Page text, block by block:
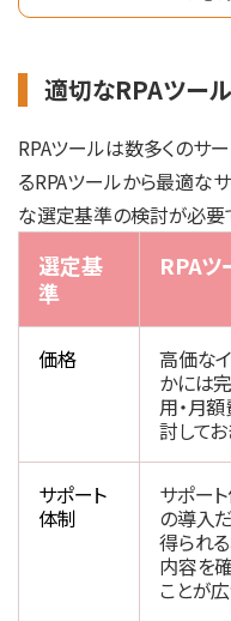
適切なRPAツー
RPAツールは数多くのサ
るRPAツールから最適な
な選定基準の検討が必要
選定基
準
RPAツ
価格
高価な
かには
用・月
討してお
サポート
体制
サポー
の導入
得られ
内容を
ことが広